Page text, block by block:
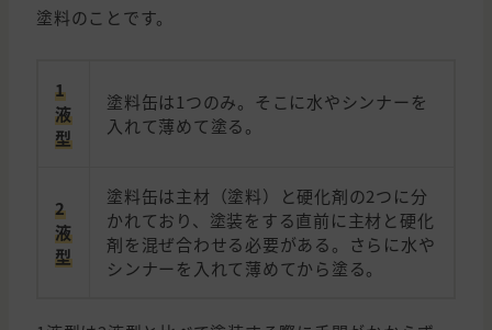
塗料のことです。
1
液
型
塗料缶は1つのみ。そこに水やシンナーを
入れて薄めて塗る。
2
液
型
塗料缶は主材（塗料）と硬化剤の2つに分
かれており、塗装をする直前に主材と硬化
剤を混ぜ合わせる必要がある。さらに水や
シンナーを入れて薄めてから塗る。